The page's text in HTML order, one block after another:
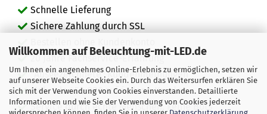
Willkommen auf Beleuchtung-mit-LED.de
Um Ihnen ein angenehmes Online-Erlebnis zu ermöglichen, setzen wir
auf unserer Webseite Cookies ein. Durch das Weitersurfen erklären Sie
sich mit der Verwendung von Cookies einverstanden. Detaillierte
Informationen und wie Sie der Verwendung von Cookies jederzeit
Schnelle Lieferung
Sichere Zahlung durch SSL
20 Jahre Fachservice-Erfahrung
"Ausgezeichnete" Kundenmeinungen
Mehr als 450.000 zufriedene Kunden
Service durch echte Menschen, keine Bots